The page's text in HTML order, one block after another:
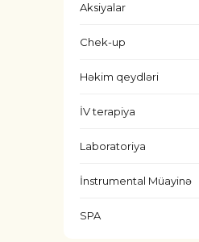
Aksiyalar
Chek-up
Həkim qeydləri
İV terapiya
Laboratoriya
İnstrumental Müayinə
SPA